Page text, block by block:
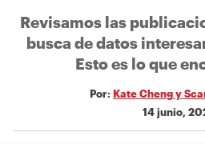
Revisamos las
busca de datos
Esto es lo que
Por: Kate Cheng y
14 junio,